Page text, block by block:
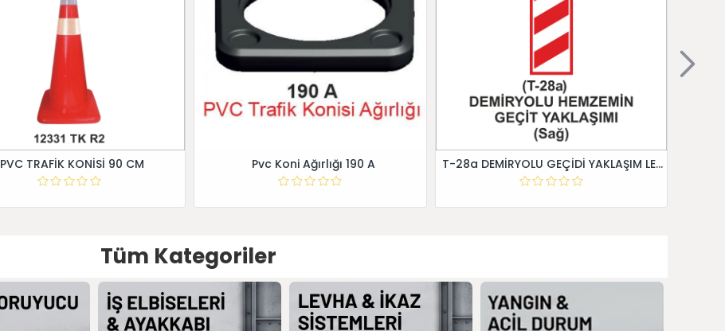
PVC TRAFİK KONİSİ 90 CM Pvc Koni Ağırlığı 190 A T-28a DEMİRYOLU GEÇİDİ YAKLAŞIM LEVHALARI (Sağ)
Tüm Kategoriler